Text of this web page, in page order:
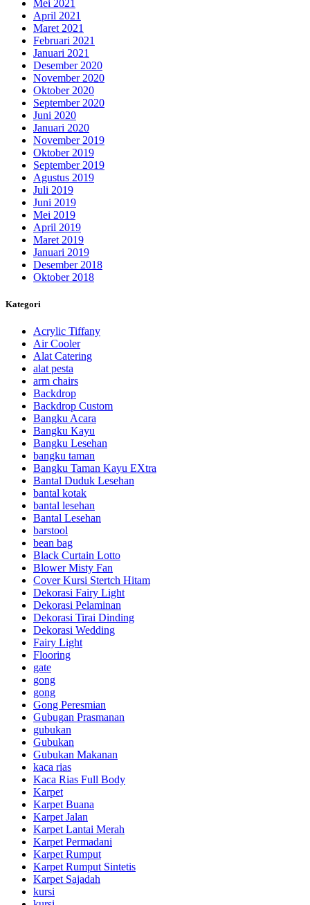
Mei 2021
April 2021
Maret 2021
Februari 2021
Januari 2021
Desember 2020
November 2020
Oktober 2020
September 2020
Juni 2020
Januari 2020
November 2019
Oktober 2019
September 2019
Agustus 2019
Juli 2019
Juni 2019
Mei 2019
April 2019
Maret 2019
Januari 2019
Desember 2018
Oktober 2018
Kategori
Acrylic Tiffany
Air Cooler
Alat Catering
alat pesta
arm chairs
Backdrop
Backdrop Custom
Bangku Acara
Bangku Kayu
Bangku Lesehan
bangku taman
Bangku Taman Kayu EXtra
Bantal Duduk Lesehan
bantal kotak
bantal lesehan
Bantal Lesehan
barstool
bean bag
Black Curtain Lotto
Blower Misty Fan
Cover Kursi Stertch Hitam
Dekorasi Fairy Light
Dekorasi Pelaminan
Dekorasi Tirai Dinding
Dekorasi Wedding
Fairy Light
Flooring
gate
gong
gong
Gong Peresmian
Gubugan Prasmanan
gubukan
Gubukan
Gubukan Makanan
kaca rias
Kaca Rias Full Body
Karpet
Karpet Buana
Karpet Jalan
Karpet Lantai Merah
Karpet Permadani
Karpet Rumput
Karpet Rumput Sintetis
Karpet Sajadah
kursi